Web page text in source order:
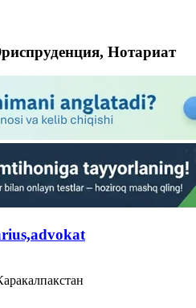
Нотариат